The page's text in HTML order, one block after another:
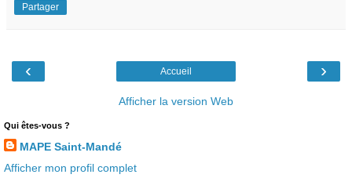
Partager
‹ ›
Accueil
Afficher la version Web
Qui êtes-vous ?
MAPE Saint-Mandé
Afficher mon profil complet